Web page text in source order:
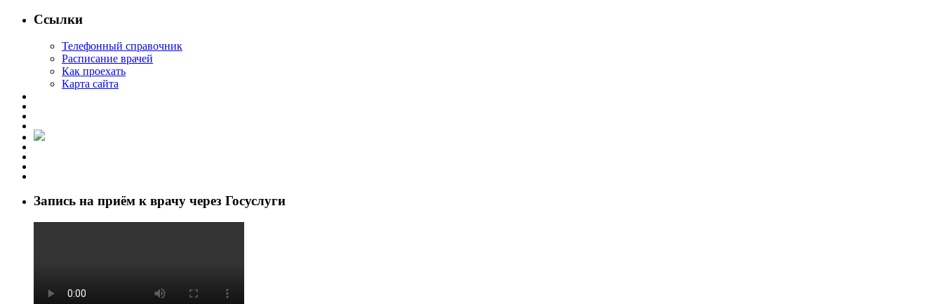
Ссылки
Телефонный справочник
Расписание врачей
Как проехать
Карта сайта
Запись на приём к врачу через Госуслуги